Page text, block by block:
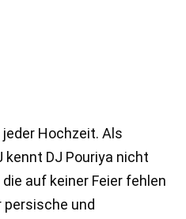
Hochzeit. Als
DJ Pouriya nicht
auf keiner Feier fehlen
und